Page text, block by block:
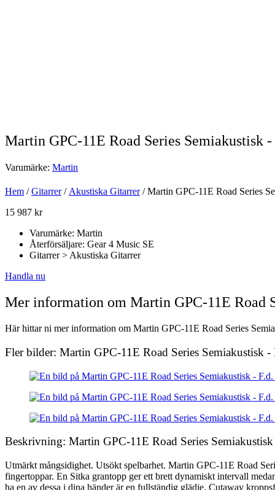
Martin GPC-11E Road Series Semiakustisk
Varumärke: Martin
Hem /Gitarrer/Akustiska Gitarrer/ Martin GPC-11E Road Series
15 987 kr
Varumärke: Martin
Återförsäljare: Gear 4 Music SE
Gitarrer > Akustiska Gitarrer
Handla nu
Mer information om Martin GPC-11E Road
Här hittar ni mer information om Martin GPC-11E Road Series
Fler bilder: Martin GPC-11E Road Series Semiakustisk
Beskrivning: Martin GPC-11E Road Series
Utmärkt mångsidighet. Utsökt spelbarhet. Martin GPC-11E Road
fingertoppar. En Sitka grantopp ger ett brett dynamiskt intervall
ha en av dessa i dina händer är en fullständig glädje. Cutaway